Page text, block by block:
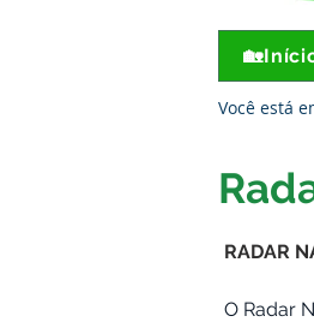
Você está
RADAR
O Radar